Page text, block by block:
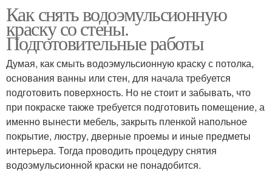
Как снять водоэмульсионную
краску со стены.
Подготовительные работы
Думая, как смыть водоэмульсионную краску с потолка,
основания ванны или стен, для начала требуется
подготовить поверхность. Но не стоит и забывать, что
при покраске также требуется подготовить помещение, а
именно вынести мебель, закрыть пленкой напольное
покрытие, люстру, дверные проемы и иные предметы
интерьера. Тогда проводить процедуру снятия
водоэмульсионной краски не понадобится.